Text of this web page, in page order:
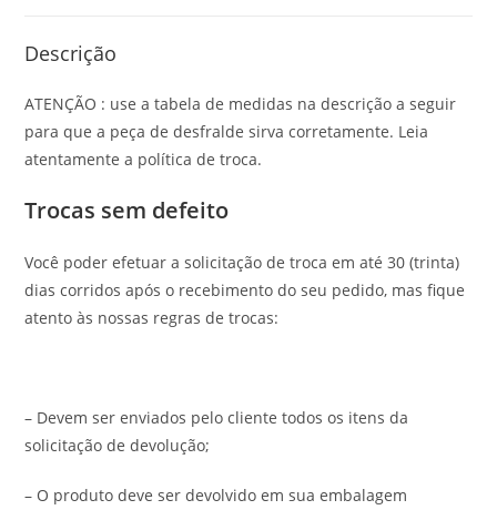
Descrição
ATENÇÃO : use a tabela de medidas na descrição a seguir
para que a peça de desfralde sirva corretamente. Leia
atentamente a política de troca.
Trocas sem defeito
Você poder efetuar a solicitação de troca em até 30 (trinta)
dias corridos após o recebimento do seu pedido, mas fique
atento às nossas regras de trocas:
– Devem ser enviados pelo cliente todos os itens da
solicitação de devolução;
– O produto deve ser devolvido em sua embalagem